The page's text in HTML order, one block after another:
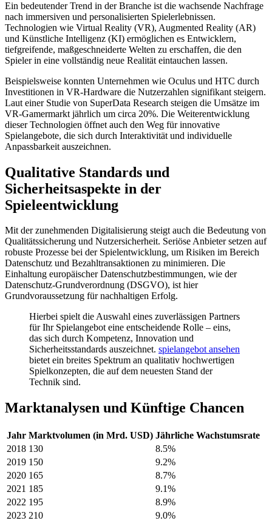
Ein bedeutender Trend in der Branche ist die wachsende Nachfrage
nach immersiven und personalisierten Spielerlebnissen.
Technologien wie Virtual Reality (VR), Augmented Reality (AR)
und Künstliche Intelligenz (KI) ermöglichen es Entwicklern,
tiefgreifende, maßgeschneiderte Welten zu erschaffen, die den
Spieler in eine vollständig neue Realität eintauchen lassen.
Beispielsweise konnten Unternehmen wie Oculus und HTC durch
Investitionen in VR-Hardware die Nutzerzahlen signifikant steigern.
Laut einer Studie von SuperData Research steigen die Umsätze im
VR-Gamermarkt jährlich um circa 20%. Die Weiterentwicklung
dieser Technologien öffnet auch den Weg für innovative
Spielangebote, die sich durch Interaktivität und individuelle
Anpassbarkeit auszeichnen.
Qualitative Standards und
Sicherheitsaspekte in der
Spieleentwicklung
Mit der zunehmenden Digitalisierung steigt auch die Bedeutung von
Qualitätssicherung und Nutzersicherheit. Seriöse Anbieter setzen auf
robuste Prozesse bei der Spielentwicklung, um Risiken im Bereich
Datenschutz und Bezahltransaktionen zu minimieren. Die
Einhaltung europäischer Datenschutzbestimmungen, wie der
Datenschutz-Grundverordnung (DSGVO), ist hier
Grundvoraussetzung für nachhaltigen Erfolg.
Hierbei spielt die Auswahl eines zuverlässigen Partners
für Ihr Spielangebot eine entscheidende Rolle – eins,
das sich durch Kompetenz, Innovation und
Sicherheitsstandards auszeichnet. spielangebot ansehen
bietet ein breites Spektrum an qualitativ hochwertigen
Spielkonzepten, die auf dem neuesten Stand der
Technik sind.
Marktanalysen und Künftige Chancen
Jahr Marktvolumen (in Mrd. USD) Jährliche Wachstumsrate
2018 130
8.5%
2019 150
9.2%
2020 165
8.7%
2021 185
9.1%
2022 195
8.9%
2023 210 9.0%